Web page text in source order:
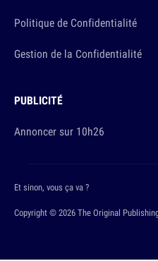
Politique de Confidentialité
Gestion de la Confidentialité
PUBLICITÉ
Annoncer sur 10h26
Copyright © 2026 The Original
Et sinon, vous ça va ?